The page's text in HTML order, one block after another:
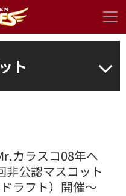
ト
カラスコ08年へ
非公認マスコット
ラフト）開催～